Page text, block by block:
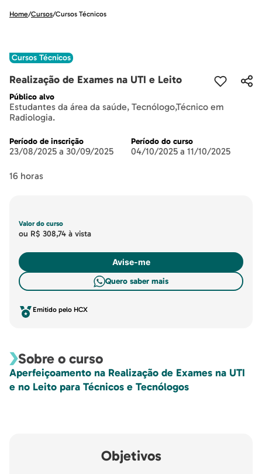
Home/Cursos/Cursos Técnicos
Cursos Técnicos
Realização de Exames na UTI e Leito
Público alvo
Estudantes da área da saúde, Tecnólogo,Técnico em
Radiologia.
Período de inscrição
23/08/2025 a 30/09/2025
Período do curso
04/10/2025 a 11/10/2025
16 horas
Valor do curso
ou R$ 308,74 à vista
Avise-me
Quero saber mais
Emitido pelo HCX
Sobre o curso
Aperfeiçoamento na Realização de Exames na UTI
e no Leito para Técnicos e Tecnólogos
Objetivos